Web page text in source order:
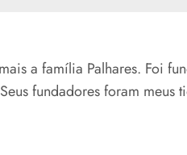
a família Palhares. Foi
fundadores foram meus